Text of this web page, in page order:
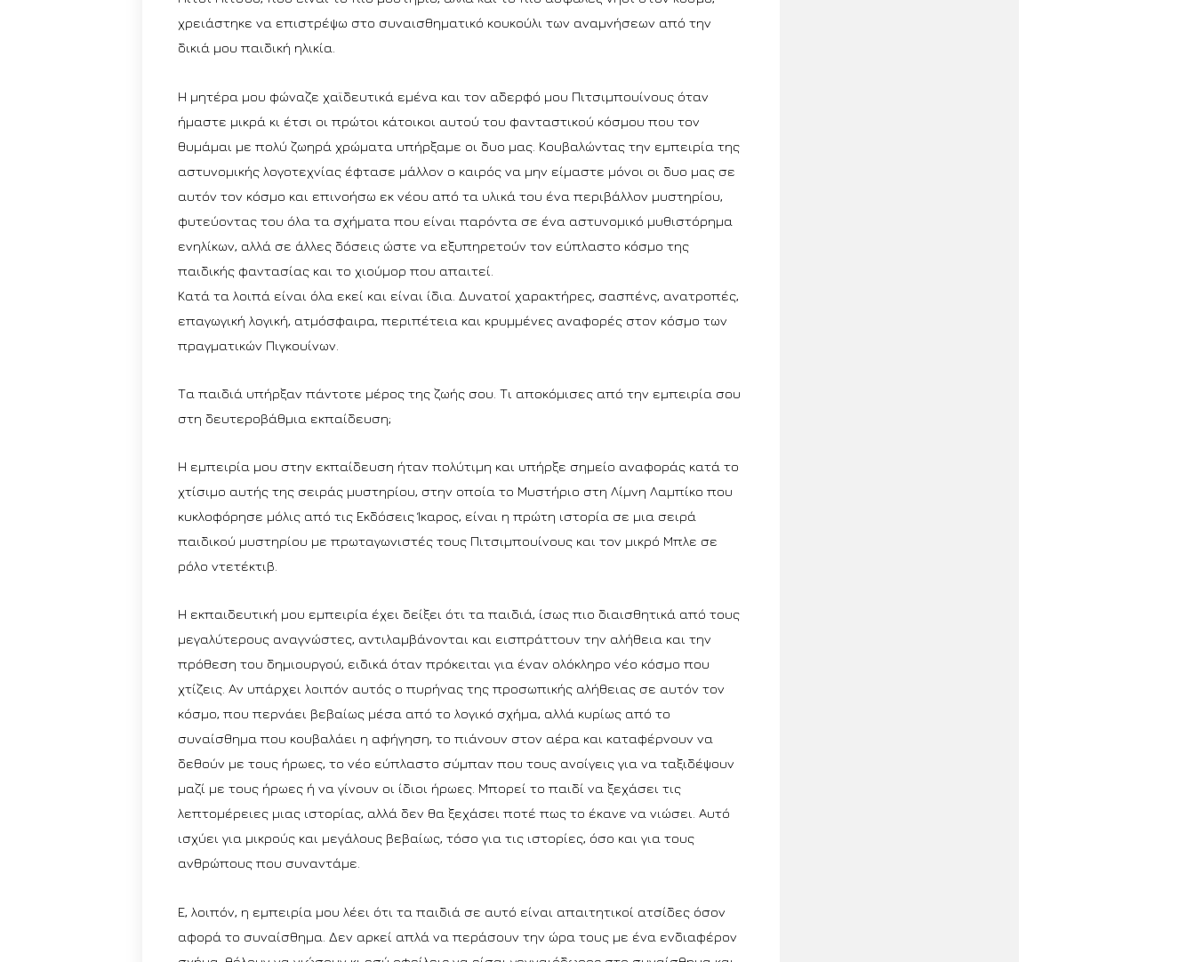
χρειάστηκε να επιστρέψω στο συναισθηματικό κουκούλι των αναμνήσεων από την
δικιά μου παιδική ηλικία.
Η μητέρα μου φώναζε χαϊδευτικά εμένα και τον αδερφό μου Πιτσιμπουίνους όταν
ήμαστε μικρά κι έτσι οι πρώτοι κάτοικοι αυτού του φανταστικού κόσμου που τον
θυμάμαι με πολύ ζωηρά χρώματα υπήρξαμε οι δυο μας. Κουβαλώντας την εμπειρία της
αστυνομικής λογοτεχνίας έφτασε μάλλον ο καιρός να μην είμαστε μόνοι οι δυο μας σε
αυτόν τον κόσμο και επινοήσω εκ νέου από τα υλικά του ένα περιβάλλον μυστηρίου,
φυτεύοντας του όλα τα σχήματα που είναι παρόντα σε ένα αστυνομικό μυθιστόρημα
ενηλίκων, αλλά σε άλλες δόσεις ώστε να εξυπηρετούν τον εύπλαστο κόσμο της
παιδικής φαντασίας και το χιούμορ που απαιτεί.
Κατά τα λοιπά είναι όλα εκεί και είναι ίδια. Δυνατοί χαρακτήρες, σασπένς, ανατροπές,
επαγωγική λογική, ατμόσφαιρα, περιπέτεια και κρυμμένες αναφορές στον κόσμο των
πραγματικών Πιγκουίνων.
Τα παιδιά υπήρξαν πάντοτε μέρος της ζωής σου. Τι αποκόμισες από την εμπειρία σου
στη δευτεροβάθμια εκπαίδευση;
Η εμπειρία μου στην εκπαίδευση ήταν πολύτιμη και υπήρξε σημείο αναφοράς κατά το
χτίσιμο αυτής της σειράς μυστηρίου, στην οποία το Μυστήριο στη Λίμνη Λαμπίκο που
κυκλοφόρησε μόλις από τις Εκδόσεις Ίκαρος, είναι η πρώτη ιστορία σε μια σειρά
παιδικού μυστηρίου με πρωταγωνιστές τους Πιτσιμπουίνους και τον μικρό Μπλε σε
ρόλο ντετέκτιβ.
Η εκπαιδευτική μου εμπειρία έχει δείξει ότι τα παιδιά, ίσως πιο διαισθητικά από τους
μεγαλύτερους αναγνώστες, αντιλαμβάνονται και εισπράττουν την αλήθεια και την
πρόθεση του δημιουργού, ειδικά όταν πρόκειται για έναν ολόκληρο νέο κόσμο που
χτίζεις. Αν υπάρχει λοιπόν αυτός ο πυρήνας της προσωπικής αλήθειας σε αυτόν τον
κόσμο, που περνάει βεβαίως μέσα από το λογικό σχήμα, αλλά κυρίως από το
συναίσθημα που κουβαλάει η αφήγηση, το πιάνουν στον αέρα και καταφέρνουν να
δεθούν με τους ήρωες, το νέο εύπλαστο σύμπαν που τους ανοίγεις για να ταξιδέψουν
μαζί με τους ήρωες ή να γίνουν οι ίδιοι ήρωες. Μπορεί το παιδί να ξεχάσει τις
λεπτομέρειες μιας ιστορίας, αλλά δεν θα ξεχάσει ποτέ πως το έκανε να νιώσει. Αυτό
ισχύει για μικρούς και μεγάλους βεβαίως, τόσο για τις ιστορίες, όσο και για τους
ανθρώπους που συναντάμε.
Ε, λοιπόν, η εμπειρία μου λέει ότι τα παιδιά σε αυτό είναι απαιτητικοί ατσίδες όσον
αφορά το συναίσθημα. Δεν αρκεί απλά να περάσουν την ώρα τους με ένα ενδιαφέρον